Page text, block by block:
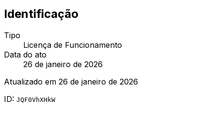
Identificação
Tipo
Licença de Funcionamento
Data do ato
26 de janeiro de 2026
Atualizado em 26 de janeiro de 2026
ID: JQF0VhXHkW